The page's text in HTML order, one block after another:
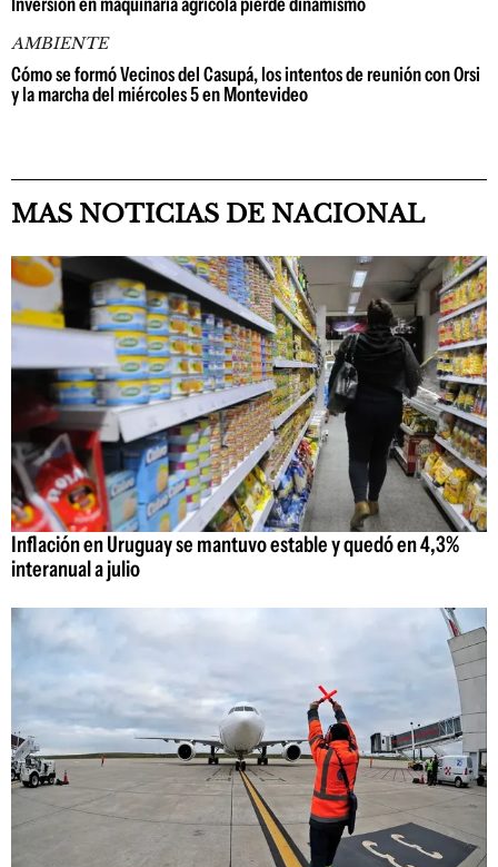
AMBIENTE
Cómo se formó Vecinos del Casupá, los intentos de reunión con Orsi
y la marcha del miércoles 5 en Montevideo
MAS NOTICIAS DE NACIONAL
Inflación en Uruguay se mantuvo estable y quedó en 4,3%
interanual a julio